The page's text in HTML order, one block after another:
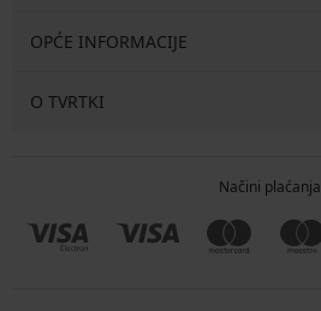
OPĆE INFORMACIJE
O TVRTKI
Načini plaćanja